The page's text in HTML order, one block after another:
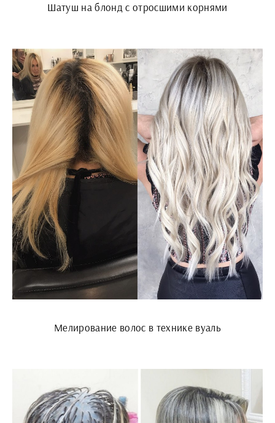
Шатуш на блонд с отросшими корнями
Мелирование волос в технике вуаль